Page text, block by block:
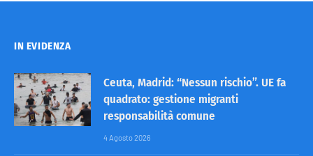
IN EVIDENZA
Ceuta, Madrid: “Nessun rischio”. UE fa
quadrato: gestione migranti
responsabilità comune
4 Agosto 2026